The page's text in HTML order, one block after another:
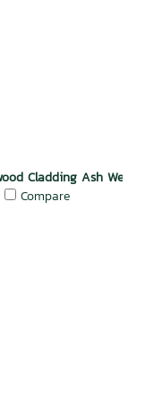
Mocha
Cladding Ash
Compare